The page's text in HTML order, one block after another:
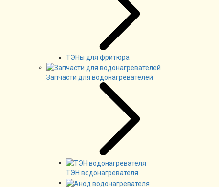
ТЭНы для фритюра
Запчасти для водонагревателей
ТЭН водонагревателя